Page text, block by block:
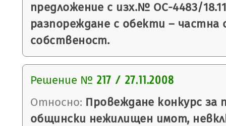
предложение с изх.№ ОС-4483/
разпореждане с обекти – частна
собственост.
Решение № 217 / 27.11.2008
Относно: Провеждане конкурс за
общински нежилищен имот,